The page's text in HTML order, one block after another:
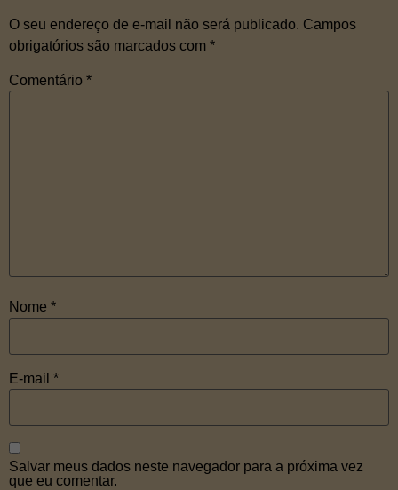
O seu endereço de e-mail não será publicado. Campos
obrigatórios são marcados com *
Comentário *
Nome *
E-mail *
Salvar meus dados neste navegador para a próxima vez
que eu comentar.